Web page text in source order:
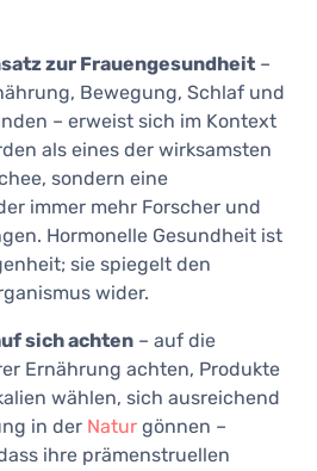
zur Frauengesundheit –
Bewegung, Schlaf und
– erweist sich im Kontext
als eines der wirksamsten
sondern eine
immer mehr Forscher und
Hormonelle Gesundheit ist
sie spiegelt den
wider.
sich achten – auf die
Ernährung achten, Produkte
wählen, sich ausreichend
in der Natur gönnen –
ihre prämenstruellen